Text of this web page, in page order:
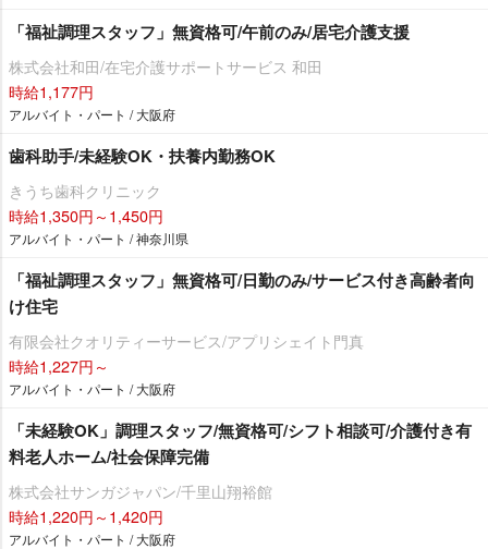
「福祉調理スタッフ」無資格可/午前のみ/居宅介護支援
株式会社和田/在宅介護サポートサービス 和田
時給1,177円
アルバイト・パート / 大阪府
歯科助手/未経験OK・扶養内勤務OK
きうち歯科クリニック
時給1,350円～1,450円
アルバイト・パート / 神奈川県
「福祉調理スタッフ」無資格可/日勤のみ/サービス付き高齢者向
け住宅
有限会社クオリティーサービス/アプリシェイト門真
時給1,227円～
アルバイト・パート / 大阪府
「未経験OK」調理スタッフ/無資格可/シフト相談可/介護付き有
料老人ホーム/社会保障完備
株式会社サンガジャパン/千里山翔裕館
時給1,220円～1,420円
アルバイト・パート / 大阪府